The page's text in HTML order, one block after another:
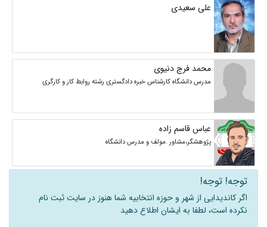
علی سعیدی
محمد فرج دنیوی
مدرس دانشگاه کارشناس خبره دادگستری رشته روابط کار و کارگری
عباس قاسم زاده
پژوهشگر،مشاور .مولف و مدرس دانشگاه
توجه! توجه!
اگر کاندیدایی از شهر و حوزه انتخابیه شما هنوز در سایت ثبت نام
نکرده است، لطفا به ایشان اطلاع دهید